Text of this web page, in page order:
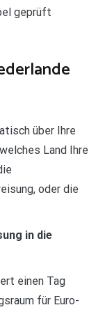
geprüft
über Ihre
Land Ihre
oder die
in die
einen Tag
für Euro-